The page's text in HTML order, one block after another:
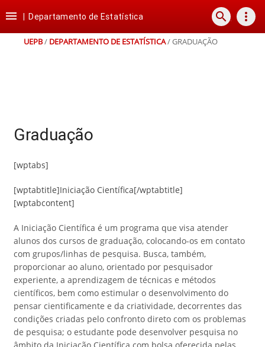
para
conteúdo
para
para
para
rodapé
 Departamento de Estatística search more_vert
UEPB/ DEPARTAMENTO DE ESTATÍSTICA/GRADUAÇÃO
Graduação
[wptabs]
[wptabtitle]Iniciação Científica[/wptabtitle]
[wptabcontent]
A Iniciação Científica é um programa que visa atender
alunos dos cursos de graduação, colocando-os em contato
com grupos/linhas de pesquisa. Busca, também,
proporcionar ao aluno, orientado por pesquisador
experiente, a aprendizagem de técnicas e métodos
científicos, bem como estimular o desenvolvimento do
pensar cientificamente e da criatividade, decorrentes das
condições criadas pelo confronto direto com os problemas
de pesquisa; o estudante pode desenvolver pesquisa no